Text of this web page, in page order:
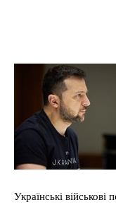
Українські